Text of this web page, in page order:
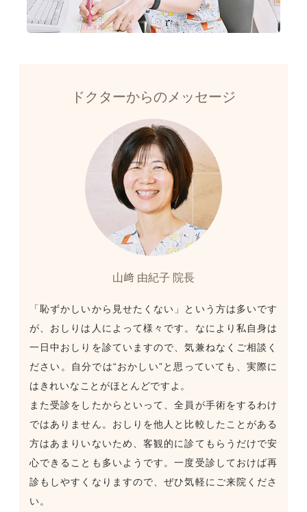
ドクターからのメッセージ
山﨑 由紀子 院長
「恥ずかしいから見せたくない」という方は多いです
が、おしりは人によって様々です。なにより私自身は
一日中おしりを診ていますので、気兼ねなくご相談く
ださい。自分では“おかしい”と思っていても、実際に
はきれいなことがほとんどですよ。
また受診をしたからといって、全員が手術をするわけ
ではありません。おしりを他人と比較したことがある
方はあまりいないため、客観的に診てもらうだけで安
心できることも多いようです。一度受診しておけば再
診もしやすくなりますので、ぜひ気軽にご来院くださ
い。